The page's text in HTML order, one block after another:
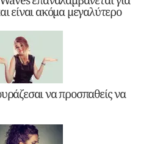
είναι ακόμα μεγαλύτερο
να προσπαθείς να